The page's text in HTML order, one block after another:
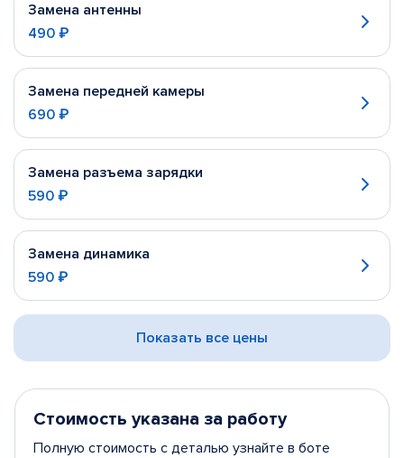
Замена антенны
490 ₽
Замена передней камеры
690 ₽
Замена разъема зарядки
590 ₽
Замена динамика
590 ₽
Показать все цены
Стоимость указана за работу
Полную стоимость с деталью узнайте в боте